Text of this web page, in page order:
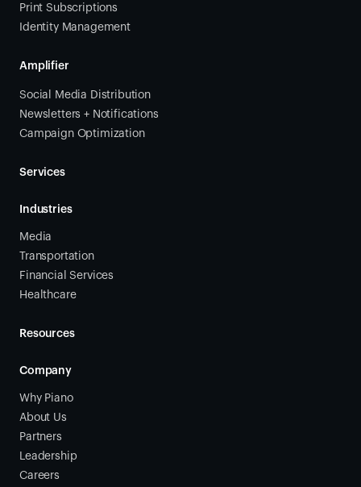
Print Subscriptions
Identity Management
Amplifier
Social Media Distribution
Newsletters + Notifications
Campaign Optimization
Services
Industries
Media
Transportation
Financial Services
Healthcare
Resources
Company
Why Piano
About Us
Partners
Leadership
Careers